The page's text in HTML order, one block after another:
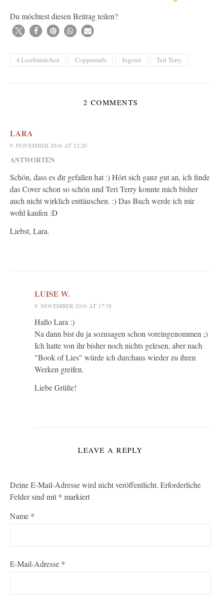
Du möchtest diesen Beitrag teilen?
4 Lesebändchen Coppenrath Jugend Teri Terry
2 COMMENTS
LARA
9. NOVEMBER 2016 AT 12:20
ANTWORTEN
Schön, dass es dir gefallen hat :) Hört sich ganz gut an, ich finde
das Cover schon so schön und Teri Terry konnte mich bisher
auch nicht wirklich enttäuschen. :) Das Buch werde ich mir
wohl kaufen :D
Liebst, Lara.
LUISE W.
9. NOVEMBER 2016 AT 17:38
Hallo Lara :)
Na dann bist du ja sozusagen schon voreingenommen ;)
Ich hatte von ihr bisher noch nichts gelesen, aber nach
"Book of Lies" würde ich durchaus wieder zu ihren
Werken greifen.
Liebe Grüße!
LEAVE A REPLY
Deine E-Mail-Adresse wird nicht veröffentlicht. Erforderliche
Felder sind mit * markiert
Name *
E-Mail-Adresse *